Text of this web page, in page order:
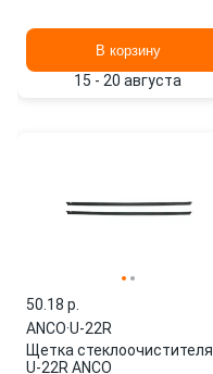
В корзину
15 - 20 августа
50.18 p.
ANCO·U-22R
Щетка стеклоочистителя
U-22R ANCO